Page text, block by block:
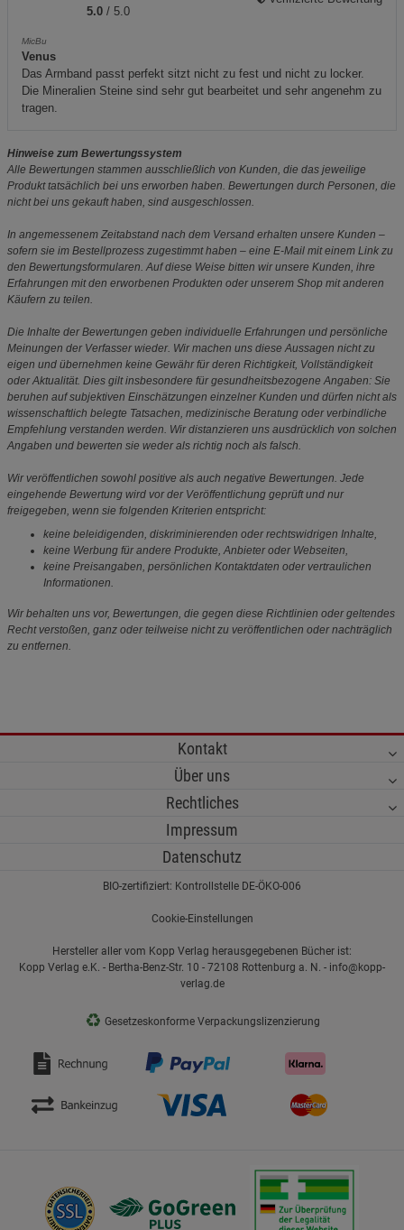
5.0 / 5.0
MicBu
Venus
Das Armband passt perfekt sitzt nicht zu fest und nicht zu locker.
Die Mineralien Steine sind sehr gut bearbeitet und sehr angenehm zu
tragen.
Hinweise zum Bewertungssystem
Alle Bewertungen stammen ausschließlich von Kunden, die das jeweilige
Produkt tatsächlich bei uns erworben haben. Bewertungen durch Personen, die
nicht bei uns gekauft haben, sind ausgeschlossen.
In angemessenem Zeitabstand nach dem Versand erhalten unsere Kunden –
sofern sie im Bestellprozess zugestimmt haben – eine E-Mail mit einem Link zu
den Bewertungsformularen. Auf diese Weise bitten wir unsere Kunden, ihre
Erfahrungen mit den erworbenen Produkten oder unserem Shop mit anderen
Käufern zu teilen.
Die Inhalte der Bewertungen geben individuelle Erfahrungen und persönliche
Meinungen der Verfasser wieder. Wir machen uns diese Aussagen nicht zu
eigen und übernehmen keine Gewähr für deren Richtigkeit, Vollständigkeit
oder Aktualität. Dies gilt insbesondere für gesundheitsbezogene Angaben: Sie
beruhen auf subjektiven Einschätzungen einzelner Kunden und dürfen nicht als
wissenschaftlich belegte Tatsachen, medizinische Beratung oder verbindliche
Empfehlung verstanden werden. Wir distanzieren uns ausdrücklich von solchen
Angaben und bewerten sie weder als richtig noch als falsch.
Wir veröffentlichen sowohl positive als auch negative Bewertungen. Jede
eingehende Bewertung wird vor der Veröffentlichung geprüft und nur
freigegeben, wenn sie folgenden Kriterien entspricht:
keine beleidigenden, diskriminierenden oder rechtswidrigen Inhalte,
keine Werbung für andere Produkte, Anbieter oder Webseiten,
keine Preisangaben, persönlichen Kontaktdaten oder vertraulichen
Informationen.
Wir behalten uns vor, Bewertungen, die gegen diese Richtlinien oder geltendes
Recht verstoßen, ganz oder teilweise nicht zu veröffentlichen oder nachträglich
zu entfernen.
Kontakt
Über uns
Rechtliches
Impressum
Datenschutz
BIO-zertifiziert: Kontrollstelle DE-ÖKO-006
Cookie-Einstellungen
Hersteller aller vom Kopp Verlag herausgegebenen Bücher ist:
Kopp Verlag e.K. - Bertha-Benz-Str. 10 - 72108 Rottenburg a. N. - info@kopp-
verlag.de
♻ Gesetzeskonforme Verpackungslizenzierung